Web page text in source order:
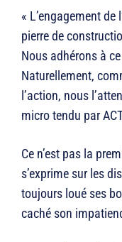
« L’engagement de
pierre de
Nous adhérons à
Naturellement,
l’action, nous
micro tendu par
Ce n’est pas la
s’exprime sur les
toujours loué ses
caché son